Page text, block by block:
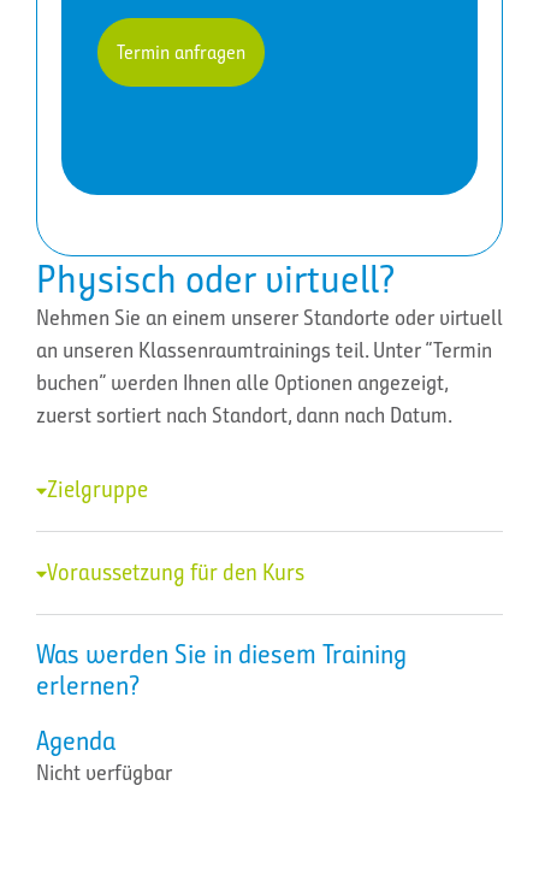
Physisch oder virtuell?
Nehmen Sie an einem unserer Standorte oder virtuell
an unseren Klassenraumtrainings teil. Unter “Termin
buchen” werden Ihnen alle Optionen angezeigt,
zuerst sortiert nach Standort, dann nach Datum.
Zielgruppe
Voraussetzung für den Kurs
Was werden Sie in diesem Training
erlernen?
Agenda
Nicht verfügbar
Termin anfragen